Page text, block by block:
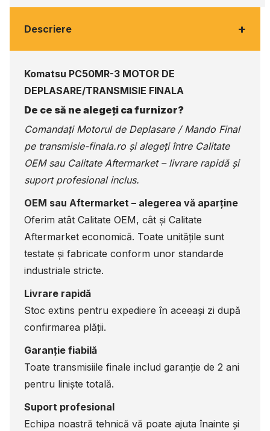
Descriere +
Komatsu PC50MR-3 MOTOR DE
DEPLASARE/TRANSMISIE FINALA
De ce să ne alegeți ca furnizor?
Comandați Motorul de Deplasare / Mando Final
pe transmisie-finala.ro și alegeți între Calitate
OEM sau Calitate Aftermarket – livrare rapidă și
suport profesional inclus.
OEM sau Aftermarket – alegerea vă aparține
Oferim atât Calitate OEM, cât și Calitate
Aftermarket economică. Toate unitățile sunt
testate și fabricate conform unor standarde
industriale stricte.
Livrare rapidă
Stoc extins pentru expediere în aceeași zi după
confirmarea plății.
Garanție fiabilă
Toate transmisiile finale includ garanție de 2 ani
pentru liniște totală.
Suport profesional
Echipa noastră tehnică vă poate ajuta înainte și